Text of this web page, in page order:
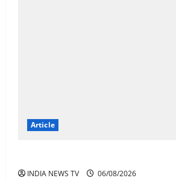
Article
INDIA NEWS TV 06/08/2026